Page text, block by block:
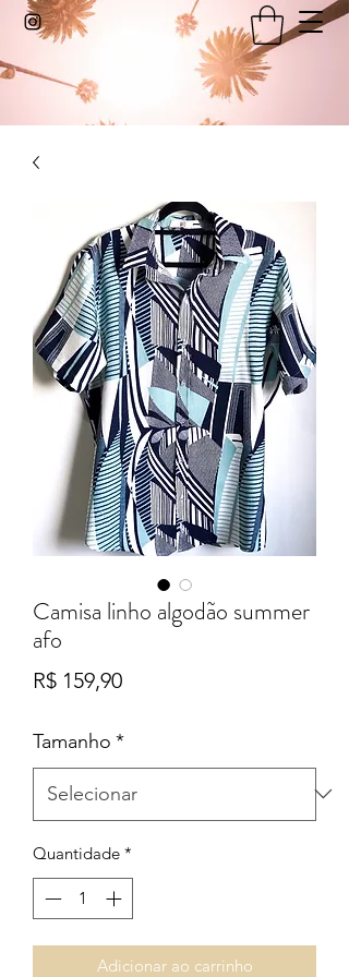
Camisa linho algodão summer
afo
R$ 159,90Preço
Tamanho *
Quantidade *
Adicionar ao carrinho